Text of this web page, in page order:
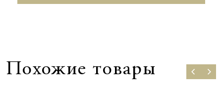
Похожие товары